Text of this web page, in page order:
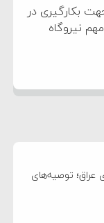
بکارگیری در
نیروگاه
عراق؛ توصیه‌های